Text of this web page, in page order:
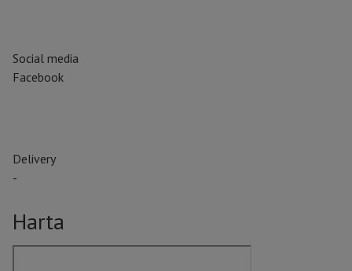
Social media
Facebook
Delivery
-
Harta